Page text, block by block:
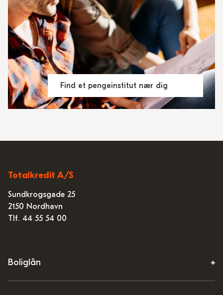
Find et pengeinstitut nær dig
Totalkredit A/S
Sundkrogsgade 25
2150 Nordhavn
Tlf. 44 55 54 00
Boliglån